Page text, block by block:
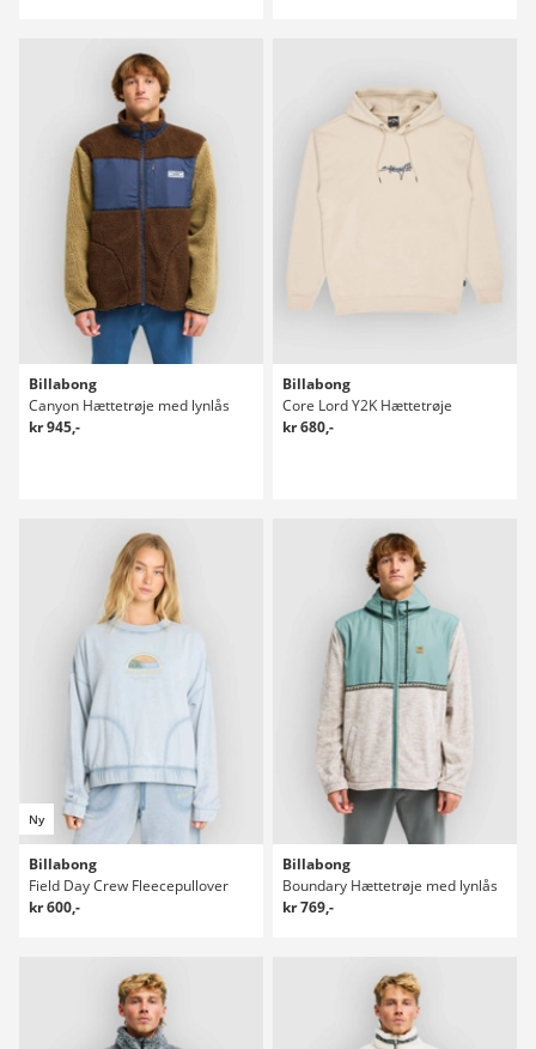
Billabong
Canyon Hættetrøje med lynlås
kr 945,-
Billabong
Core Lord Y2K Hættetrøje
kr 680,-
Ny
Billabong
Field Day Crew Fleecepullover
kr 600,-
Billabong
Boundary Hættetrøje med lynlås
kr 769,-